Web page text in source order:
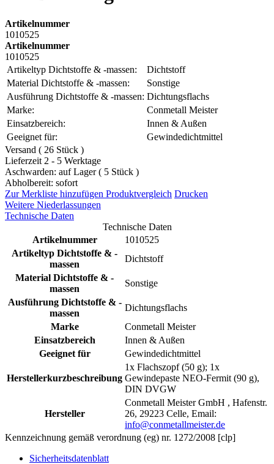
Artikelnummer
1010525
Artikelnummer
1010525
Artikeltyp Dichtstoffe & -massen:
Dichtstoff
Material Dichtstoffe & -massen:
Sonstige
Ausführung Dichtstoffe & -massen: Dichtungsflachs
Marke:
Conmetall Meister
Einsatzbereich:
Innen & Außen
Geeignet für:
Gewindedichtmittel
Versand ( 26 Stück )
Lieferzeit 2 - 5 Werktage
Aschwarden: auf Lager ( 5 Stück )
Abholbereit: sofort
Zur Merkliste hinzufügen Produktvergleich Drucken
Weitere Niederlassungen
Technische Daten
Technische Daten
Artikelnummer
1010525
Artikeltyp Dichtstoffe & -
massen
Dichtstoff
Material Dichtstoffe & -
massen
Sonstige
Ausführung Dichtstoffe & -
massen
Dichtungsflachs
Marke
Conmetall Meister
Einsatzbereich
Innen & Außen
Geeignet für
Gewindedichtmittel
Herstellerkurzbeschreibung
1x Flachszopf (50 g); 1x
Gewindepaste NEO-Fermit (90 g),
DIN DVGW
Hersteller
Conmetall Meister GmbH , Hafenstr.
26, 29223 Celle, Email:
info@conmetallmeister.de
Kennzeichnung gemäß verordnung (eg) nr. 1272/2008 [clp]
Sicherheitsdatenblatt